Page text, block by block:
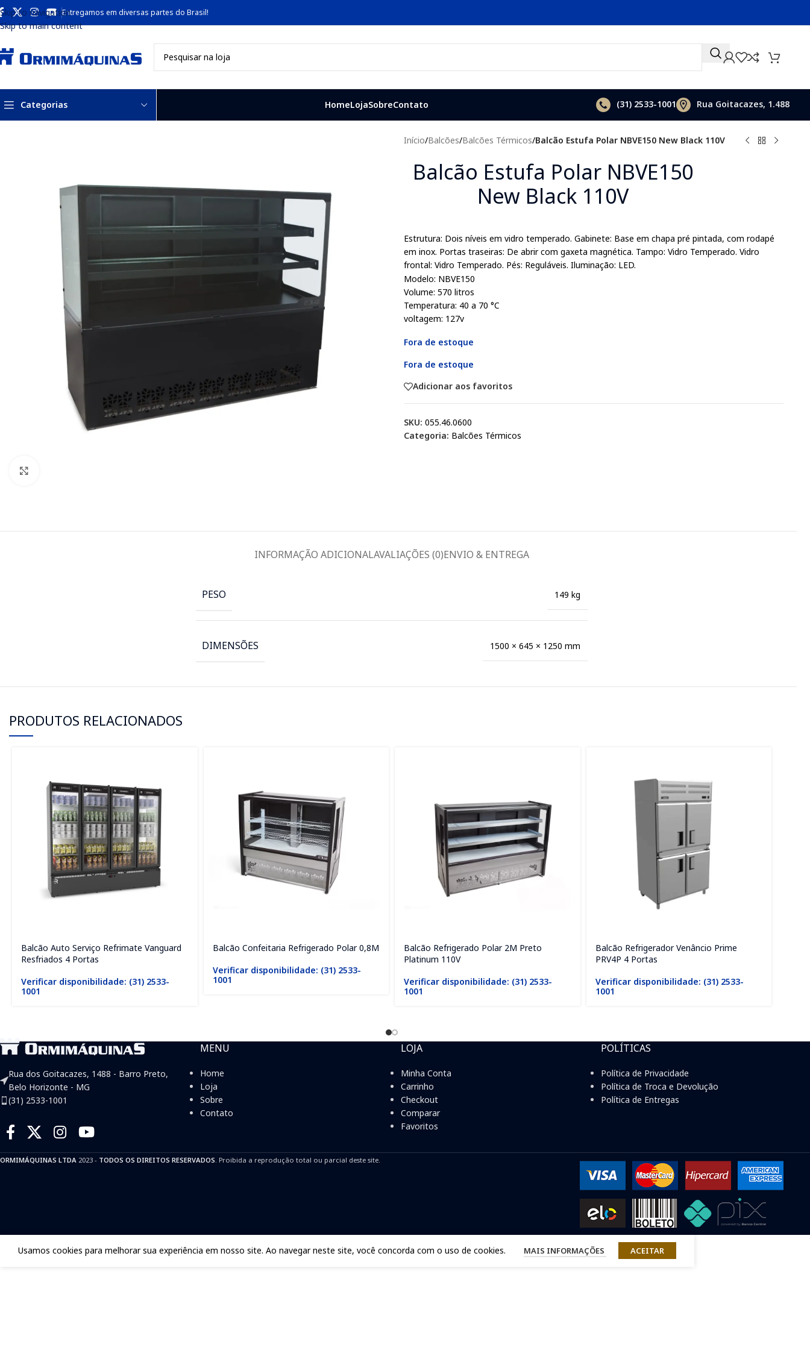
Skip to navigation
Skip to main content
Entregamos em diversas partes do Brasil!
Categorias HomeLojaSobreContato (31) 2533-1001 Rua Goitacazes, 1.488
Início/Balcões/Balcões Térmicos/Balcão Estufa Polar NBVE150 New Black 110V
Balcão Estufa Polar NBVE150
New Black 110V
Estrutura: Dois níveis em vidro temperado. Gabinete: Base em chapa pré pintada, com rodapé
em inox. Portas traseiras: De abrir com gaxeta magnética. Tampo: Vidro Temperado. Vidro
frontal: Vidro Temperado. Pés: Reguláveis. Iluminação: LED.
Modelo: NBVE150
Volume: 570 litros
Temperatura: 40 a 70 °C
voltagem: 127v
Fora de estoque
Fora de estoque
Adicionar aos favoritos
SKU: 055.46.0600
Categoria: Balcões Térmicos
INFORMAÇÃO ADICIONALAVALIAÇÕES (0)ENVIO & ENTREGA
PESO 149 kg
DIMENSÕES 1500 × 645 × 1250 mm
PRODUTOS RELACIONADOS
Balcão Auto Serviço Refrimate Vanguard
Resfriados 4 Portas
Verificar disponibilidade: (31) 2533-
1001
Balcão Confeitaria Refrigerado Polar 0,8M
Verificar disponibilidade: (31) 2533-
1001
Balcão Refrigerado Polar 2M Preto
Platinum 110V
Verificar disponibilidade: (31) 2533-
1001
Balcão Refrigerador Venâncio Prime
PRV4P 4 Portas
Verificar disponibilidade: (31) 2533-
1001
Rua dos Goitacazes, 1488 - Barro Preto,
Belo Horizonte - MG
(31) 2533-1001
MENU
Home
Loja
Sobre
Contato
LOJA
Minha Conta
Carrinho
Checkout
Comparar
Favoritos
POLÍTICAS
Política de Privacidade
Política de Troca e Devolução
Política de Entregas
ORMIMÁQUINAS LTDA 2023 - TODOS OS DIREITOS RESERVADOS . Proibida a reprodução total ou parcial deste site.
Usamos cookies para melhorar sua experiência em nosso site. Ao navegar neste site, você concorda com o uso de cookies. MAIS INFORMAÇÕES ACEITAR